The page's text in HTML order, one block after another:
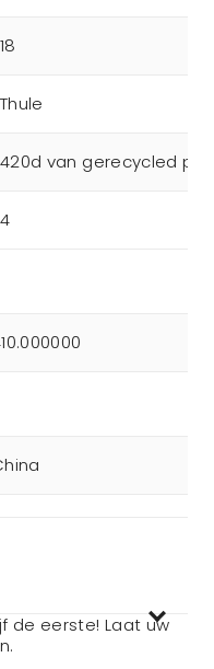
18
Thule
420d van gerecycled
4
de eerste! Laat uw